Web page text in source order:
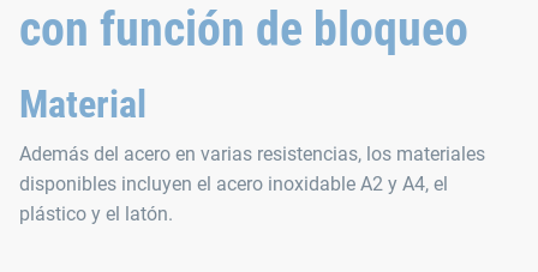
con función de bloqueo
Material
Además del acero en varias resistencias, los materiales
disponibles incluyen el acero inoxidable A2 y A4, el
plástico y el latón.